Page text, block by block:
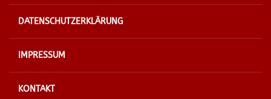
DATENSCHUTZERKLÄRUNG
IMPRESSUM
KONTAKT